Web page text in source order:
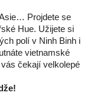
Projdete se
Hue. Užijete si
polí v Ninh Binh i
vietnamské
čekají velkolepé